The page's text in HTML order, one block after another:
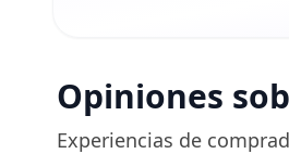
Opiniones
Experiencias de